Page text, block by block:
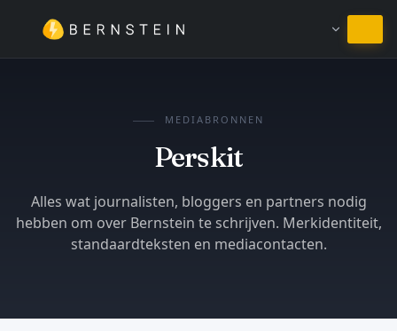
Blijven in Nederlands
MEDIABRONNEN
Perskit
Alles wat journalisten, bloggers en partners nodig
hebben om over Bernstein te schrijven. Merkidentiteit,
standaardteksten en mediacontacten.